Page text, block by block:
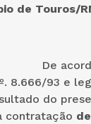
de Touros/
os atos
8.666/93 e
do
contratação